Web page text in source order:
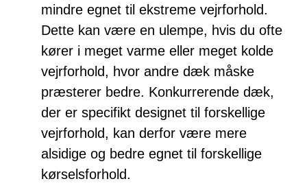
mindre egnet til ekstreme vejrforhold.
Dette kan være en ulempe, hvis du ofte
kører i meget varme eller meget kolde
vejrforhold, hvor andre dæk måske
præsterer bedre. Konkurrerende dæk,
der er specifikt designet til forskellige
vejrforhold, kan derfor være mere
alsidige og bedre egnet til forskellige
kørselsforhold.